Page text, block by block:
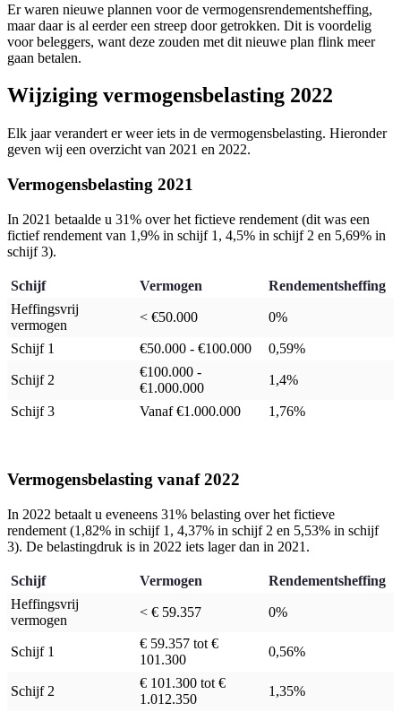
Er waren nieuwe plannen voor de vermogensrendementsheffing,
maar daar is al eerder een streep door getrokken. Dit is voordelig
voor beleggers, want deze zouden met dit nieuwe plan flink meer
gaan betalen.
Wijziging vermogensbelasting 2022
Elk jaar verandert er weer iets in de vermogensbelasting. Hieronder
geven wij een overzicht van 2021 en 2022.
Vermogensbelasting 2021
In 2021 betaalde u 31% over het fictieve rendement (dit was een
fictief rendement van 1,9% in schijf 1, 4,5% in schijf 2 en 5,69% in
schijf 3).
Schijf Vermogen
Rendementsheffing
Heffingsvrij
vermogen
< €50.000 0%
Schijf 1 €50.000 - €100.000 0,59%
Schijf 2
€100.000 -
€1.000.000
1,4%
Schijf 3 Vanaf €1.000.000 1,76%
Vermogensbelasting vanaf 2022
In 2022 betaalt u eveneens 31% belasting over het fictieve
rendement (1,82% in schijf 1, 4,37% in schijf 2 en 5,53% in schijf
3). De belastingdruk is in 2022 iets lager dan in 2021.
Schijf Vermogen
Rendementsheffing
Heffingsvrij
vermogen
< € 59.357 0%
Schijf 1
€ 59.357 tot €
101.300
0,56%
Schijf 2
€ 101.300 tot €
1.012.350
1,35%